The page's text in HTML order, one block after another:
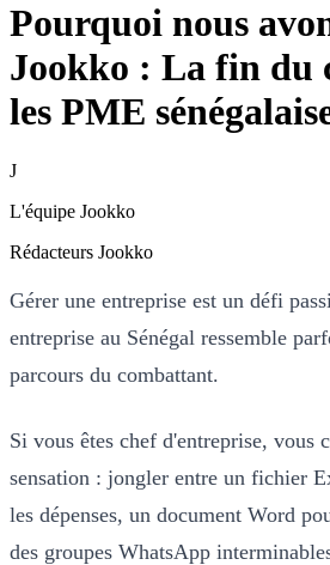
Pourquoi nous
Jookko : La fin du
les PME
J
L'équipe Jookko
Rédacteurs Jookko
Gérer une entreprise est un défi
entreprise au Sénégal ressemble
parcours du combattant.
Si vous êtes chef d'entreprise, vous
sensation : jongler entre un fichier
les dépenses, un document Word
des groupes WhatsApp